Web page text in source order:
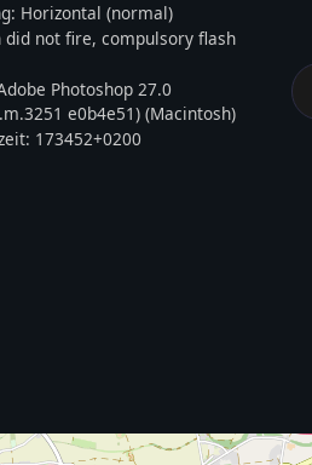
Horizontal (normal)
did not fire, compulsory flash
Photoshop 27.0
e0b4e51) (Macintosh)
173452+0200